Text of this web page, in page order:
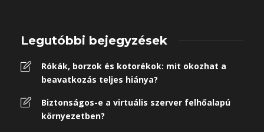
Legutóbbi bejegyzések
Rókák, borzok és kotorékok: mit okozhat a
beavatkozás teljes hiánya?
Biztonságos-e a virtuális szerver felhőalapú
környezetben?